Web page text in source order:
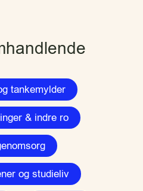
tankemylder
& indre ro
og studieliv